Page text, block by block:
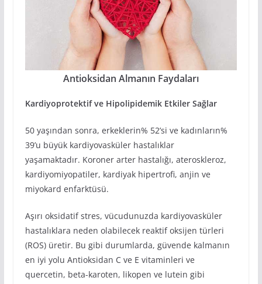
Antioksidan Almanın Faydaları
Kardiyoprotektif ve Hipolipidemik Etkiler Sağlar
50 yaşından sonra, erkeklerin% 52’si ve kadınların%
39’u büyük kardiyovasküler hastalıklar
yaşamaktadır. Koroner arter hastalığı, ateroskleroz,
kardiyomiyopatiler, kardiyak hipertrofi, anjin ve
miyokard enfarktüsü.
Aşırı oksidatif stres, vücudunuzda kardiyovasküler
hastalıklara neden olabilecek reaktif oksijen türleri
(ROS) üretir. Bu gibi durumlarda, güvende kalmanın
en iyi yolu Antioksidan C ve E vitaminleri ve
quercetin, beta-karoten, likopen ve lutein gibi